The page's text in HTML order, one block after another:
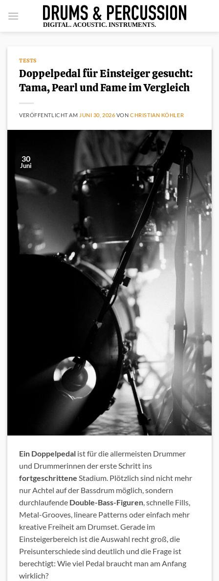
Inhalt
springen
TESTS
Doppelpedal für Einsteiger gesucht:
Tama, Pearl und Fame im Vergleich
VERÖFFENTLICHT AM JUNI 30, 2026 VONCHRISTIAN KÖHLER
30
Juni
Ein Doppelpedal ist für die allermeisten Drummer
und Drummerinnen der erste Schritt ins
fortgeschrittene Stadium. Plötzlich sind nicht mehr
nur Achtel auf der Bassdrum möglich, sondern
durchlaufende Double-Bass-Figuren, schnelle Fills,
Metal-Grooves, lineare Patterns oder einfach mehr
kreative Freiheit am Drumset. Gerade im
Einsteigerbereich ist die Auswahl recht groß, die
Preisunterschiede sind deutlich und die Frage ist
berechtigt: Wie viel Pedal braucht man am Anfang
wirklich?